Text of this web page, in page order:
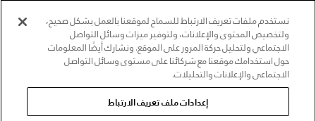
حول أندر آرمر
أندر آرمر على الشبكات الاجتماعية
نستخدم ملفات تعريف الارتباط للسماح لموقعنا بالعمل بشكل صحيح،
ولتخصيص المحتوى والإعلانات، ولتوفير ميزات وسائل التواصل
الاجتماعي ولتحليل حركة المرور على الموقع. ونشارك أيضًا المعلومات
حول استخدامك موقعنا مع شركائنا على مستوى وسائل التواصل
الاجتماعي والإعلانات والتحليلات.
إعدادات ملف تعريف الارتباط